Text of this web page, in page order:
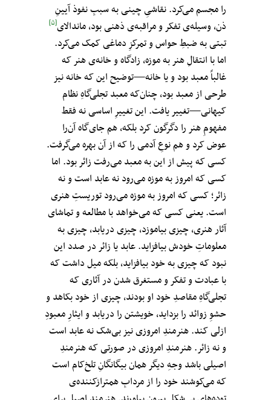
را مجسم می‌کرد. نقاشیِ چینی به سببِ نفوذ آیینِ
ذن، وسیله‌ی تفکر و مراقبه‌ی ذهنی بود، ماندالای[۵]
تبتی به ضبطِ حواس و تمرکزِ دماغی کمک می‌کرد.
اما با انتقالِ هنر به موزه، زادگاه و خانه‌ی هنر که
غالباً معبد بود و یا خانه—توضیح این که خانه نیز
طرحی از معبد بود، چنان‌که معبد تجلی‌گاهِ نظام
کیهانی—تغییر یافت. این تغییرِ اساسی نه فقط
مفهومِ هنر را دگرگون کرد بلکه، هم جای‌گاه آن‌را
عوض کرد و هم نوعِ آدمی را که از آن بهره می‌گرفت.
کسی که پیش از این به معبد می‌رفت زائر بود. اما
کسی که امروز به موزه می‌رود نه عابد است و نه
زائر؛ کسی که امروز به موزه می‌رود توریستِ هنری
است. یعنی کسی که می‌خواهد با مطالعه و تماشای
آثار هنری، چیزی بیاموزد، چیزی دریابد، چیزی به
معلوماتِ خودش بیافزاید. عابد یا زائر در صدد این
نبود که چیزی به خود بیافزاید، بلکه میل داشت که
با عبادت و تفکر و مستغرق شدن در آثاری که
تجلی‌گاهِ مقاصدِ خود او بودند، چیزی از خود بکاهد و
حشوِ زوائد را بزداید، خویشتن را دریابد و ایثارِ معبودِ
ازلی کند. هنرمندِ امروزی نیز بی‌شک نه عابد است
و نه زائر. هنرمندِ امروزی در صورتی که هنرمندِ
اصیلی باشد وجهِ دیگر همان بیگانگانِ تلخ‌کام است
که می‌کوشند خود را از مردابِ همترازکننده‌ی